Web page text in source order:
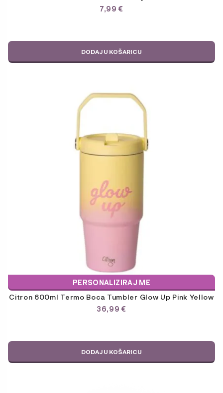
7,99€
DODAJ U KOŠARICU
PERSONALIZIRAJ ME
Citron 600ml Termo Boca Tumbler Glow Up Pink Yellow
36,99€
DODAJ U KOŠARICU